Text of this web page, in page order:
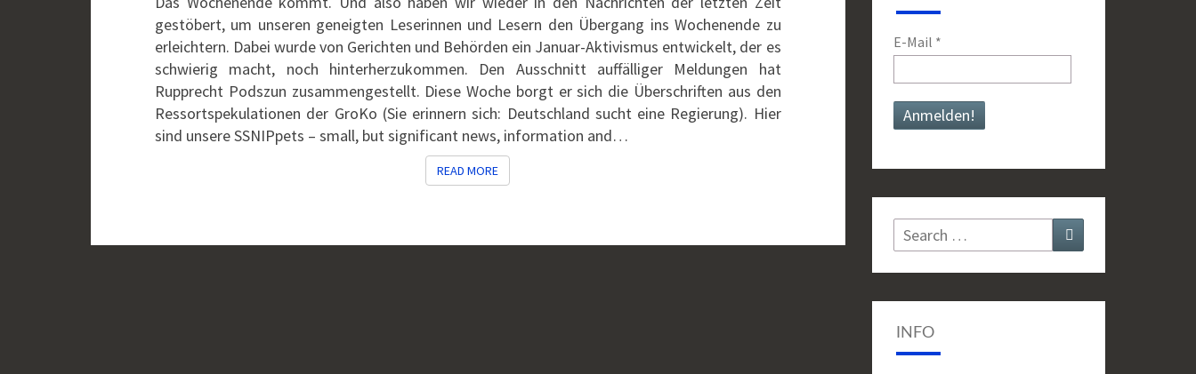
gestöbert, um unseren geneigten Leserinnen und Lesern den Übergang ins Wochenende zu
erleichtern. Dabei wurde von Gerichten und Behörden ein Januar-Aktivismus entwickelt, der es
schwierig macht, noch hinterherzukommen. Den Ausschnitt auffälliger Meldungen hat
Rupprecht Podszun zusammengestellt. Diese Woche borgt er sich die Überschriften aus den
Ressortspekulationen der GroKo (Sie erinnern sich: Deutschland sucht eine Regierung). Hier
sind unsere SSNIPpets – small, but significant news, information and…
READ MOREREAD MORE
E-Mail *
Search
for:
Search
INFO